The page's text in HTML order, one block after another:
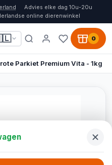
Advies elke dag 10u-20u
online dierenwinkel
0
Parkiet Premium Vita - 1kg